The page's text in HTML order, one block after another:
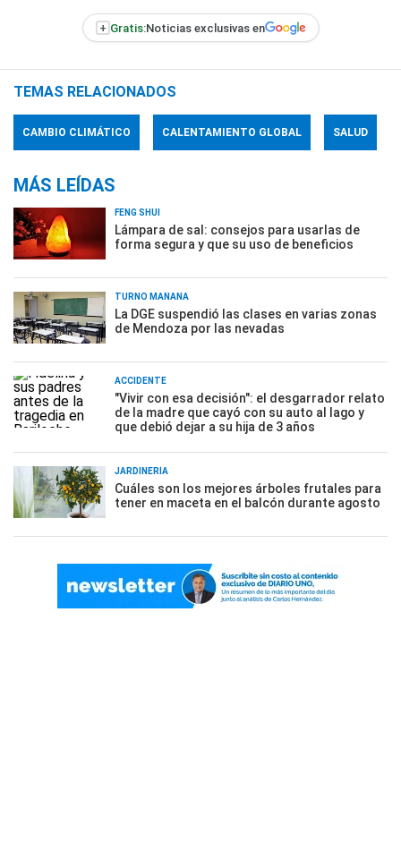
+ Gratis:Noticias exclusivas en
TEMAS RELACIONADOS
CAMBIO CLIMÁTICO CALENTAMIENTO GLOBAL SALUD
MÁS LEÍDAS
FENG SHUI
Lámpara de sal: consejos para usarlas de
forma segura y que su uso de beneficios
TURNO MAÑANA
La DGE suspendió las clases en varias zonas
de Mendoza por las nevadas
ACCIDENTE
"Vivir con esa decisión": el desgarrador relato
de la madre que cayó con su auto al lago y
que debió dejar a su hija de 3 años
JARDINERÍA
Cuáles son los mejores árboles frutales para
tener en maceta en el balcón durante agosto